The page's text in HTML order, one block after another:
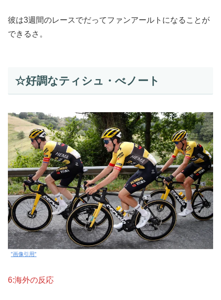
彼は3週間のレースでだってファンアールトになることが
できるさ。
☆好調なティシュ・べノート
”画像引用”
6:海外の反応